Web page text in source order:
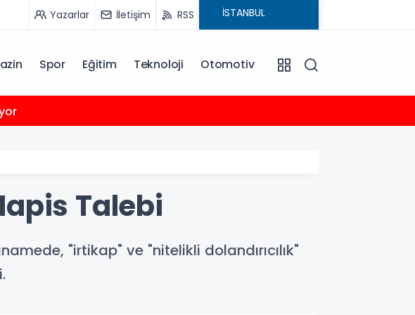
Yazarlar İletişim RSS
Spor Eğitim Teknoloji Otomotiv
Talebi
"irtikap" ve "nitelikli dolandırıcılık"